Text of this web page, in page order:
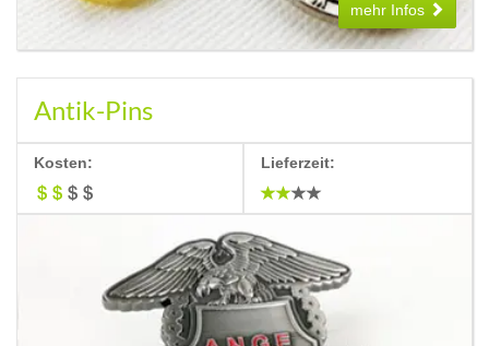
mehr Infos
Antik-Pins
Kosten: Lieferzeit: